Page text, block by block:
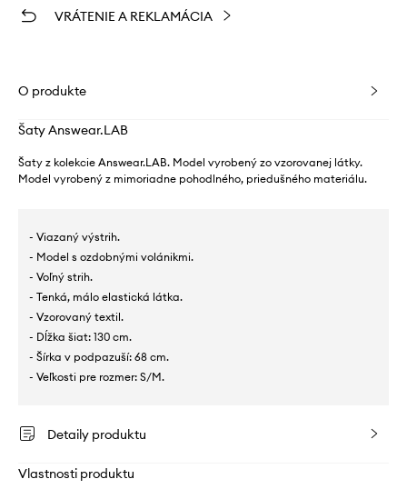
VRÁTENIE A REKLAMÁCIA
O produkte
Šaty Answear.LAB
Šaty z kolekcie Answear.LAB. Model vyrobený zo vzorovanej látky.
Model vyrobený z mimoriadne pohodlného, ​​priedušného materiálu.
- Viazaný výstrih.
- Model s ozdobnými volánikmi.
- Voľný strih.
- Tenká, málo elastická látka.
- Vzorovaný textil.
- Dĺžka šiat: 130 cm.
- Šírka v podpazuší: 68 cm.
- Veľkosti pre rozmer: S/M.
Detaily produktu
Vlastnosti produktu